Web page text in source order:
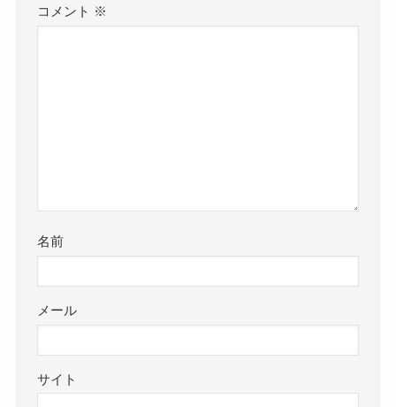
コメント ※
名前
メール
サイト